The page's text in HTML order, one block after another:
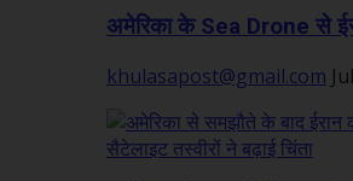
अमेरिका के Sea Drone से
khulasapost@gmail.com